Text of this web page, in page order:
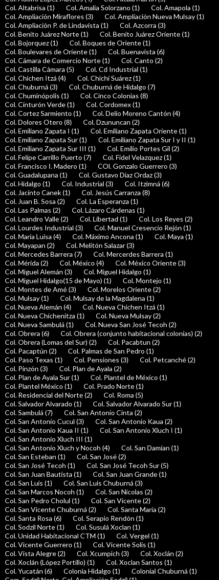
Col. Altabrisa (1)
Col. Amalia Solorzano (1)
Col. Amapola (1)
Col. Ampliación Miraflores (3)
Col. Ampliación Nueva Mulsay (1)
Col. Ampliación P. de Lindavista (1)
Col. Azcorra (3)
Col. Benito Juárez Norte (1)
Col. Benito Juárez Oriente (1)
Col. Bojorquez (1)
Col. Boques de Oriente (1)
Col. Boulevares de Oriente (1)
Col. Buenavista (6)
Col. Cámara de Comercio Norte (1)
Col. Canto (2)
Col. Castilla Cámara (5)
Col. Cd Industrial (1)
Col. Chichen Itzá (4)
Col. Chichí Suárez (1)
Col. Chuburná (3)
Col. Chuburná de Hidalgo (7)
Col. Chuminópolis (1)
Col. Cinco Colonias (8)
Col. Cinturón Verde (1)
Col. Cordomex (1)
Col. Cortez Sarmiento (1)
Col. Delio Moreno Cantón (4)
Col. Dolores Otero (8)
Col. Dzununcan (2)
Col. Emiliano Zapata I (1)
Col. Emiliano Zapata Oriente (1)
Col. Emiliano Zapata Sur (1)
Col. Emiliano Zapata Sur I y II (1)
Col. Emiliano Zapata Sur III (1)
Col. Emilio Portes Gil (2)
Col. Felipe Carrillo Puerto (7)
Col. Fidel Velazquez (1)
Col. Francisco I. Madero (1)
COl. Gonzalo Guerrero (3)
Col. Guadalupana (1)
Col. Gustavo Díaz Ordaz (3)
Col. Hidalgo (1)
Col. Industrial (3)
Col. Itzimná (6)
Col. Jacinto Canek (1)
Col. Jesús Carranza (8)
Col. Juan B. Sosa (2)
Col. La Esperanza (1)
Col. Las Palmas (2)
Col. Lázaro Cárdenas (1)
Col. Leandro Valle (2)
Col. Libertad (1)
Col. Los Reyes (2)
Col. Lourdes Industrial (3)
Col. Manuel Cresencio Rejón (1)
Col. María Luisa (4)
Col. Máximo Ancona (1)
Col. Maya (1)
Col. Mayapan (2)
Col. Melitón Salazar (3)
Col. Mercedes Barrera (7)
Col. Mercerdes Barrera (1)
Col. Mérida (2)
Col. México (4)
Col. México Oriente (3)
Col. Miguel Alemán (3)
Col. Miguel Hidalgo (1)
Col. Miguel Hidalgo(15 de Mayo) (1)
Col. Montejo (1)
Col. Montes de Amé (3)
Col. Morelos Oriente (2)
Col. Mulsay (1)
Col. Mulsay de la Magdalena (1)
Col. Nueva Alemán (4)
Col. Nueva Chichen Itzá (1)
Col. Nueva Chichenitza (1)
Col. Nueva Mulsay (2)
Col. Nueva Sambulá (1)
Col. Nueva San José Tecoh (2)
Col. Obrera (6)
Col. Obrera (conjunto habitacional colonias) (2)
Col. Obrera (Lomas del Sur) (2)
Col. Pacabtun (2)
Col. Pacaptún (2)
Col. Palmas de San Pedro (1)
Col. Paso Texas (1)
Col. Pensiones (3)
Col. Petcanché (2)
Col. Pinzón (3)
Col. Plan de Ayala (2)
Col. Plan de Ayala Sur (1)
Col. Plantel de México (1)
Col. Plantel México (1)
Col. Prado Norte (1)
Col. Residencial del Norte (2)
Col. Roma (5)
Col. Salvador Alvarado (1)
Col. Salvador Alvarado Sur (1)
Col. Sambulá (7)
Col. San Antonio Cinta (2)
Col. San Antonio Cucul (3)
Col. San Antonio Kaua (2)
Col. San Antonio Kaua II (1)
Col. San Antonio Xluch I (1)
Col. San Antonio Xluch III (1)
Col. San Antonio Xluch y Nocoh (4)
Col. San Damian (1)
Col. San Esteban (1)
Col. San José (2)
Col. San José Tecoh (1)
Col. San José Tecoh Sur (5)
Col. San Juan Bautista (1)
Col. San Juan Grande (1)
Col. San Luis (1)
Col. San Luis Chuburná (3)
Col. San Marcos Nocoh (1)
Col. San Nicolas (2)
Col. San Pedro Cholul (1)
Col. San Vicente (2)
Col. San Vicente Chuburná (2)
Col. Santa María (2)
Col. Santa Rosa (6)
Col. Serapio Rendón (1)
Col. Sodzil Norte (1)
Col. Susulá Xoclan (1)
Col. Unidad Habitacional CTM (1)
Col. Vergel (1)
Col. Vicente Guerrero (1)
Col. Vicente Solís (1)
Col. Vista Alegre (2)
Col. Xcumpich (3)
Col. Xoclán (2)
Col. Xoclán (López Portillo) (1)
Col. Xoclan Santos (1)
Col. Yucatán (6)
Colonia Hidalgo (1)
Colonial Chuburná (1)